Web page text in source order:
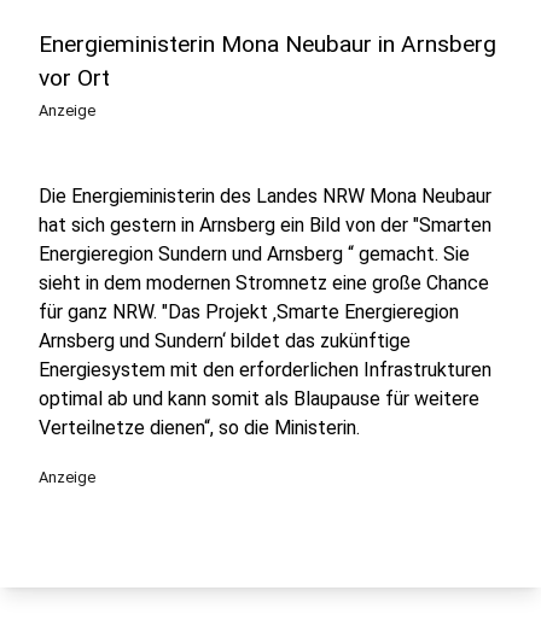
Energieministerin Mona Neubaur in Arnsberg
vor Ort
Anzeige
Die Energieministerin des Landes NRW Mona Neubaur
hat sich gestern in Arnsberg ein Bild von der "Smarten
Energieregion Sundern und Arnsberg “ gemacht. Sie
sieht in dem modernen Stromnetz eine große Chance
für ganz NRW. "Das Projekt ‚Smarte Energieregion
Arnsberg und Sundern‘ bildet das zukünftige
Energiesystem mit den erforderlichen Infrastrukturen
optimal ab und kann somit als Blaupause für weitere
Verteilnetze dienen“, so die Ministerin.
Anzeige